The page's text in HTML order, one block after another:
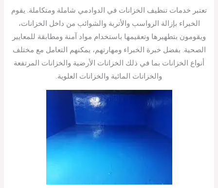
تعتبر خدمات تنظيف الخزانات في الدوادمي شاملة ومتكاملة. يقوم
الخبراء بإزالة الرواسب والأتربة والشوائب من داخل الخزانات،
ويقومون بتطهيرها وتعقيمها باستخدام مواد آمنة ومطابقة للمعايير
الصحية. بفضل خبرة الخبراء ومهارتهم، يمكنهم التعامل مع مختلف
أنواع الخزانات بما في ذلك الخزانات الأرضية والخزانات المرتفعة
والخزانات المائية والخزانات العلوية.